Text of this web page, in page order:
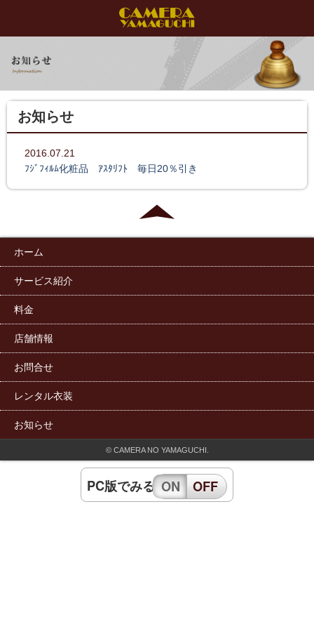
お知らせ
2016.07.21
ﾌｼﾞﾌｨﾙﾑ化粧品 ｱｽﾀﾘﾌﾄ 毎日20％引き
ホーム
サービス紹介
料金
店舗情報
お問合せ
レンタル衣装
お知らせ
© CAMERA NO YAMAGUCHI.
PC版でみる ON OFF